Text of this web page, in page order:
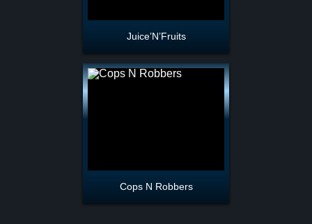
Juice’N’Fruits
Cops N Robbers